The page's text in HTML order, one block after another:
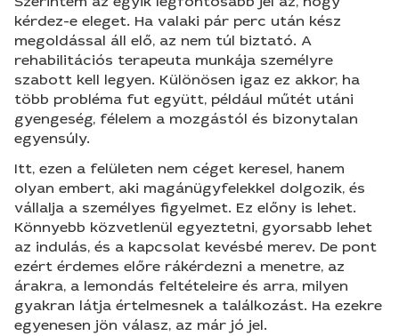
kérdez-e eleget. Ha valaki pár perc után kész
megoldással áll elő, az nem túl biztató. A
rehabilitációs terapeuta munkája személyre
szabott kell legyen. Különösen igaz ez akkor, ha
több probléma fut együtt, például műtét utáni
gyengeség, félelem a mozgástól és bizonytalan
egyensúly.
Itt, ezen a felületen nem céget keresel, hanem
olyan embert, aki magánügyfelekkel dolgozik, és
vállalja a személyes figyelmet. Ez előny is lehet.
Könnyebb közvetlenül egyeztetni, gyorsabb lehet
az indulás, és a kapcsolat kevésbé merev. De pont
ezért érdemes előre rákérdezni a menetre, az
árakra, a lemondás feltételeire és arra, milyen
gyakran látja értelmesnek a találkozást. Ha ezekre
egyenesen jön válasz, az már jó jel.